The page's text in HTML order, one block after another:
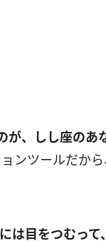
、しし座のあ
ンツールだか
は目をつむって